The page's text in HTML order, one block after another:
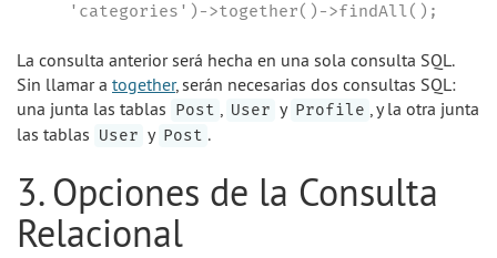
    'categories')->together()->findAll();
La consulta anterior será hecha en una sola consulta SQL.
Sin llamar a together, serán necesarias dos consultas SQL:
una junta las tablas Post User y Profile
, y la otra junta
las tablas User y Post .
3. Opciones de la Consulta
Relacional